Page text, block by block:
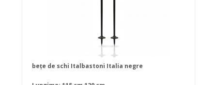
bețe de schi Italbastoni Italia negre